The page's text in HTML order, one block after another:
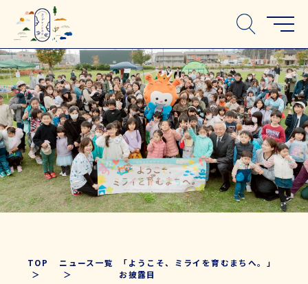
TOP ニュース一覧
「ようこそ、ミライを育むまちへ。」
お披露目